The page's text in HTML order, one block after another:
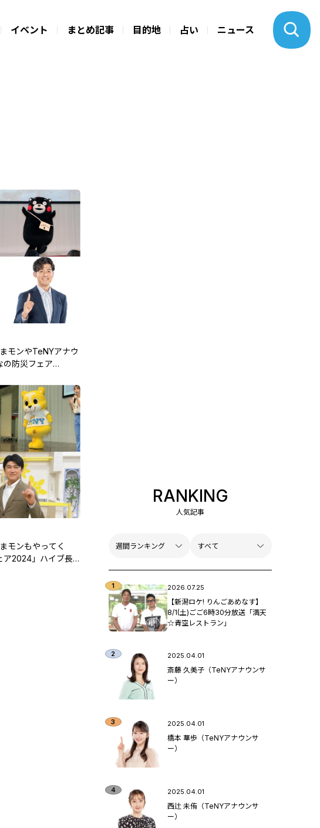
イベント まとめ記事 目的地 占い ニュース
モンやTeNYアナウ
の防災フェア
も開催！注目ステ
モンもやってく
ア2024」ハイブ長
ージをご紹介♪
RANKING
人気記事
2026.07.25
【新潟ロケ! りんごあめなす】
8/1(土)ごご6時30分放送「満天
☆青空レストラン」
2025.04.01
斎藤 久美子（TeNYアナウンサ
ー）
2025.04.01
橋本 華歩（TeNYアナウンサ
ー）
2025.04.01
西辻 未侑（TeNYアナウンサ
ー）